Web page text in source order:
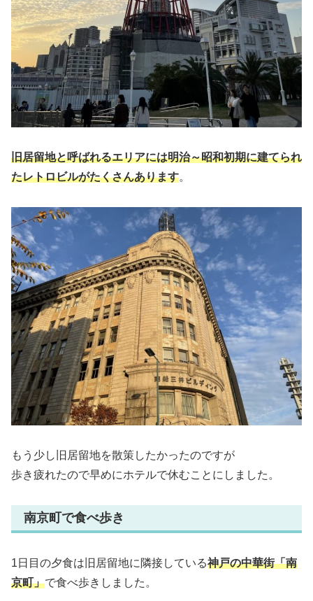
旧居留地と呼ばれるエリアには明治～昭和初期に建てられ
たレトロビルがたくさんあります。
もう少し旧居留地を散策したかったのですが
歩き疲れたので早めにホテルで休むことにしました。
南京町で食べ歩き
1日目の夕食は旧居留地に隣接している神戸の中華街「南
京町」で食べ歩きしました。